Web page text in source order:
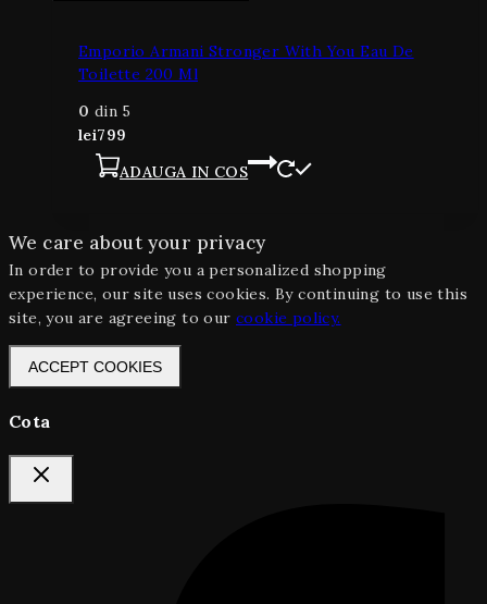
Emporio Armani Stronger With You Eau De
Toilette 200 Ml
0 din 5
lei799
ADAUGA IN COS
We care about your privacy
In order to provide you a personalized shopping
experience, our site uses cookies. By continuing to use this
site, you are agreeing to our cookie policy.
ACCEPT COOKIES
Cota